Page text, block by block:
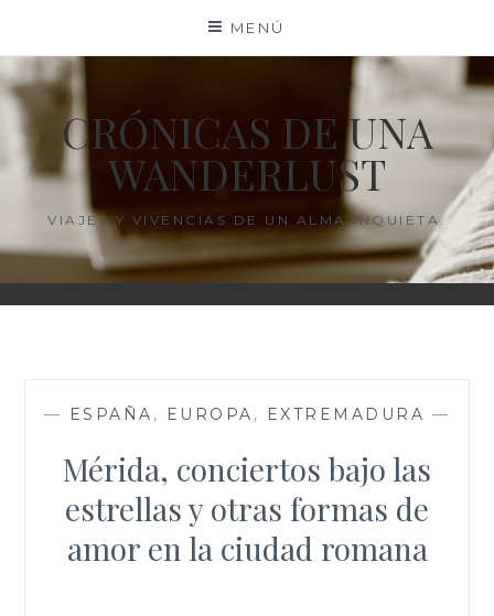
contenido
MENÚ
CRÓNICAS DE UNA
WANDERLUST
VIAJES Y VIVENCIAS DE UN ALMA INQUIETA.
— ESPAÑA , EUROPA , EXTREMADURA —
Mérida, conciertos bajo las
estrellas y otras formas de
amor en la ciudad romana